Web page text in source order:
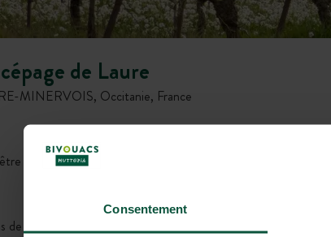
Consentement
de Laure
MINERVOIS, Occitanie, France
à proximité d’activités, de sites préservés ou historiques
de réseau, juste une connexion avec la nature